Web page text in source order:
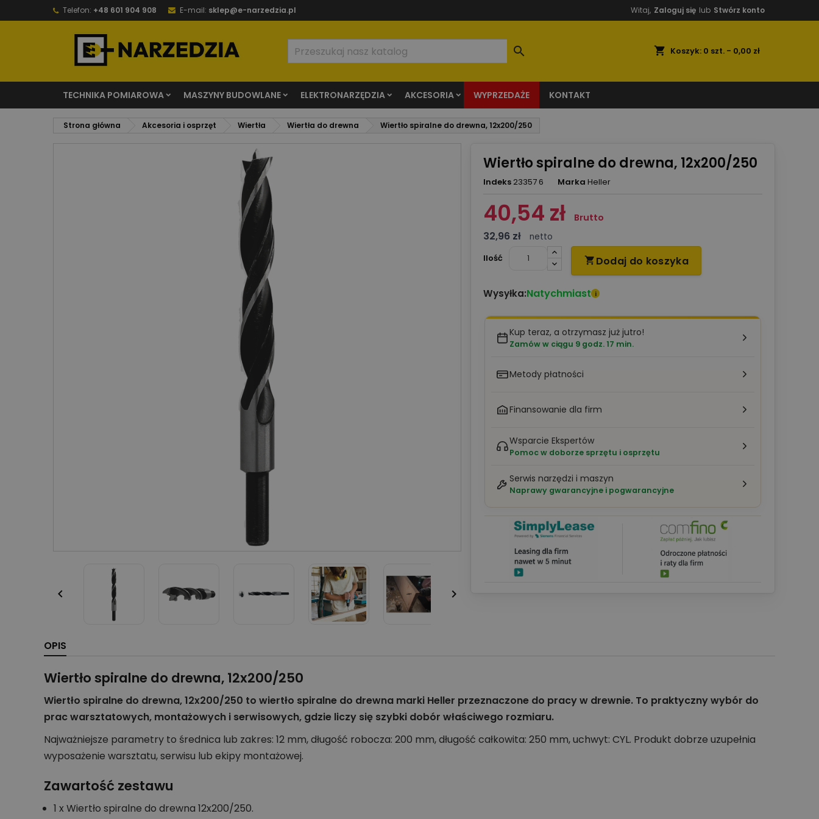
Telefon: +48 601 904 908 E-mail: sklep@e-narzedzia.pl Witaj, Zaloguj się lub Stwórz konto
shopping_cart Koszyk: 0 szt. - 0,00 zł

TECHNIKA POMIAROWA MASZYNY BUDOWLANE ELEKTRONARZĘDZIA AKCESORIA WYPRZEDAŻE KONTAKT
Strona główna Akcesoria i osprzęt Wiertła Wiertła do drewna Wiertło spiralne do drewna, 12x200/250
 
Wiertło spiralne do drewna, 12x200/250
Indeks 23357 6 Marka Heller
40,54 zł Brutto
32,96 zł
netto
Ilość
 Dodaj do koszyka
Wysyłka:Natychmiast i
Kup teraz, a otrzymasz już jutro!
Zamów w ciągu 9 godz. 17 min.
Metody płatności
Finansowanie dla firm
Wsparcie Ekspertów
Pomoc w doborze sprzętu i osprzętu
Serwis narzędzi i maszyn
Naprawy gwarancyjne i pogwarancyjne
OPIS
Wiertło spiralne do drewna, 12x200/250
Wiertło spiralne do drewna, 12x200/250 to wiertło spiralne do drewna marki Heller przeznaczone do pracy w drewnie. To praktyczny wybór do
prac warsztatowych, montażowych i serwisowych, gdzie liczy się szybki dobór właściwego rozmiaru.
Najważniejsze parametry to średnica lub zakres: 12 mm, długość robocza: 200 mm, długość całkowita: 250 mm, uchwyt: CYL. Produkt dobrze uzupełnia
wyposażenie warsztatu, serwisu lub ekipy montażowej.
Zawartość zestawu
1 x Wiertło spiralne do drewna 12x200/250.